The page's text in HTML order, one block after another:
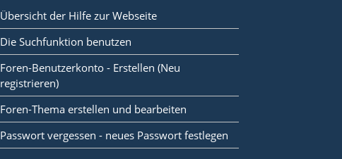
Übersicht der Hilfe zur Webseite
Die Suchfunktion benutzen
Foren-Benutzerkonto - Erstellen (Neu
registrieren)
Foren-Thema erstellen und bearbeiten
Passwort vergessen - neues Passwort festlegen